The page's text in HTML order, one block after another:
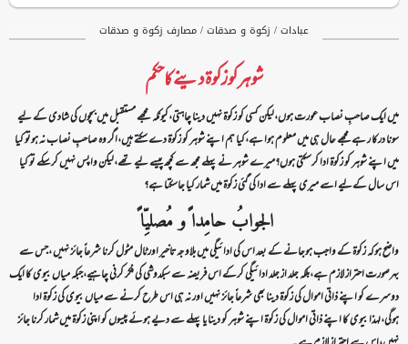
عبادات / زکوۃ و صدقات / مصارف زکوۃ و صدقات
شوہر کو زکوۃ دینے کا حکم
میں ایک صاحبِ نصاب عورت ہوں،لیکن کسی کو زکوۃ نہیں دینا چاہتی،کیونکہ مجھے مستقبل میں بچوں کی شادی کے لیے
سونا درکا ر ہےمجھے حال ہی میں معلوم ہوا ہے،کیا ہم اپنے شوہر کو زکوۃ دے سکتے ہیں،اگر وہ صاحبِ نصاب نہ ہوتو کیا
میں اپنے شوہر کو زکوۃ ادا کرسکتی ہوں؟میرے شوہر نے پہلے مجھ سے کچھ پیسے لیے تھے،لیکن واپس نہیں کرسکے تو کیا
اس سال کےلیے اسے میری پہلے سے ادا کی گئی زکوۃ میں شمار کیا جاسکتا ہے؟
الجوابُ حامِدا ًو مُصلیِّا ً
واضح ہوکہ زکوۃ کے واجب ہوجانے کے بعد اس کی ادائیگی میں بلاوجہ تاخیر اور ٹال مٹول کرنا شرعاً جائز نہیں ،جس سے
بہرصورت احتراز لازم ہے،بلکہ جلد از جلد ادائیگی کرکے اس فریضہ سے سبکدوشی کی فکر کرنی چاہیے،جبکہ میاں بیوی کا ایک
دوسرے کو اپنے ذاتی اموال کی زکوۃ دینا بھی شرعاً جائز نہیں اور نہ ہی اس طرح کرنے سے میاں بیوی کی زکوۃ ادا
ہوگی،لہذا بیوی کا اپنے ذاتی اموال کی زکوۃ اپنے شوہر کو دینا یا پہلے سے دیے ہوئے پیسوں کو اپنی زکوۃ میں شمار کرنا جائز